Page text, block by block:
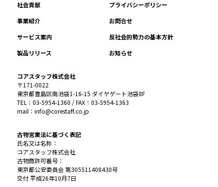
社会貢献
プライバシーポリシー
事業紹介
お問合せ
サービス案内
反社会的勢力の基本方針
製品リリース
お知らせ
コアスタッフ株式会社
〒171-0022
東京都豊島区南池袋1-16-15 ダイヤゲート池袋8F
TEL：03-5954-1360 / FAX：03-5954-1363
mail：info@corestaff.co.jp
古物営業法に基づく表記
氏名又は名称：
コアスタッフ株式会社
古物商許可番号：
東京都公安委員会 第305511408430号
交付 平成26年10月7日